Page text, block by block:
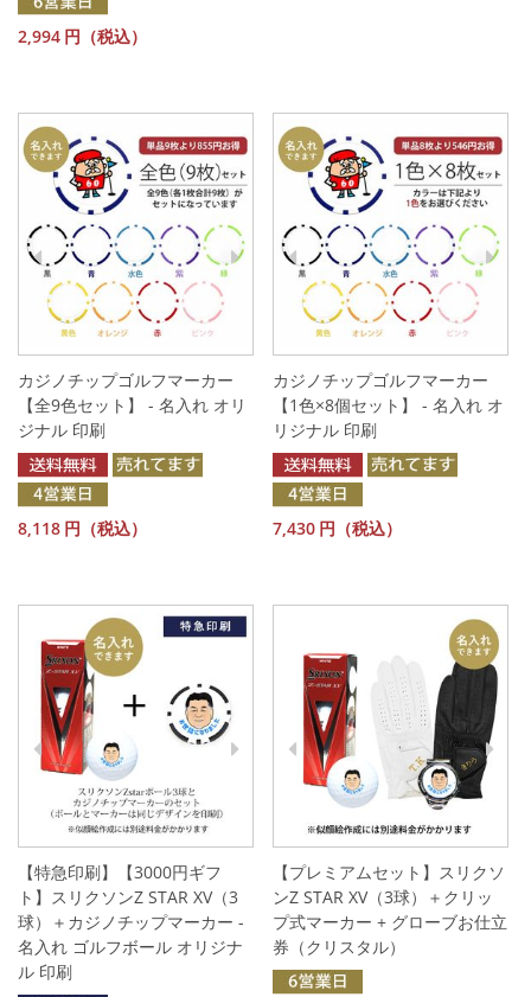
2,994 円（税込）
カジノチップゴルフマーカー
【全9色セット】 - 名入れ オリ
ジナル 印刷
8,118 円（税込）
カジノチップゴルフマーカー
【1色×8個セット】 - 名入れ オ
リジナル 印刷
7,430 円（税込）
【特急印刷】【3000円ギフ
ト】スリクソンZ STAR XV（3
球）＋カジノチップマーカー -
名入れ ゴルフボール オリジナ
ル 印刷
【プレミアムセット】スリクソ
ンZ STAR XV（3球）＋クリッ
プ式マーカー + グローブお仕立
券（クリスタル）